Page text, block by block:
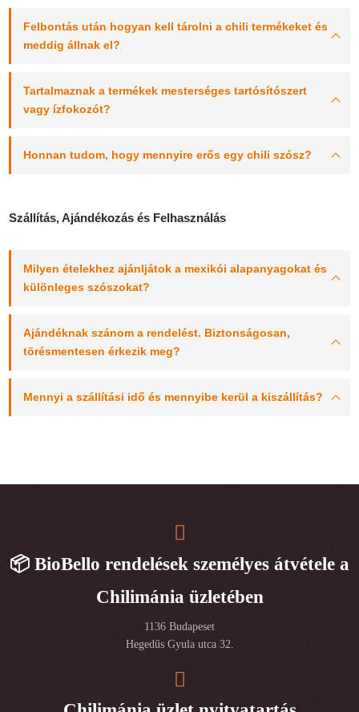
Felbontás után hogyan kell tárolni a chili termékeket és
meddig állnak el?
Tartalmaznak a termékek mesterséges tartósítószert
vagy ízfokozót?
Honnan tudom, hogy mennyire erős egy chili szósz?
Szállítás, Ajándékozás és Felhasználás
Milyen ételekhez ajánljátok a mexikói alapanyagokat és
különleges szószokat?
Ajándéknak szánom a rendelést. Biztonságosan,
törésmentesen érkezik meg?
Mennyi a szállítási idő és mennyibe kerül a kiszállítás?
📦 BioBello rendelések személyes átvétele a
Chilimánia üzletében
1136 Budapeset
Hegedűs Gyula utca 32.